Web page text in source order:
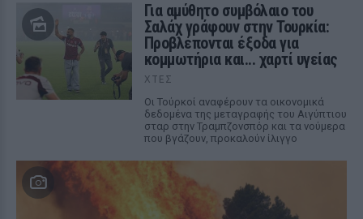
Για αμύθητο συμβόλαιο του
Σαλάχ γράφουν στην Τουρκία:
Προβλέπονται έξοδα για
κομμωτήρια και... χαρτί υγείας
ΧΤΕΣ
Οι Τούρκοί αναφέρουν τα οικονομικά
δεδομένα της μεταγραφής του Αιγύπτιου
σταρ στην Τραμπζονσπόρ και τα νούμερα
που βγάζουν, προκαλούν ίλιγγο